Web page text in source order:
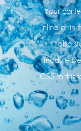
Your
inline or in
also
module
CSS to this